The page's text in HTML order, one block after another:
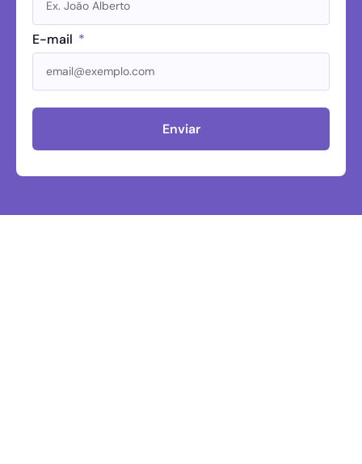
E-mail
Enviar